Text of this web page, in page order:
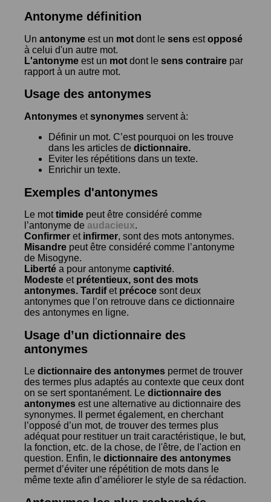
Antonyme définition
Un antonyme est un mot dont le sens estopposé
à celui d'un autre mot.
L'antonyme est un mot dont le sens contraire par
rapport à un autre mot.
Usage des antonymes
Antonymes etsynonymes servent à:
Définir un mot. C’est pourquoi on les trouve
dans les articles de dictionnaire.
Eviter les répétitions dans un texte.
Enrichir un texte.
Exemples d'antonymes
Le mottimide peut être considéré comme
l’antonyme de audacieux.
Confirmer et infirmer, sont des mots antonymes.
Misandre peut être considéré comme l’antonyme
de Misogyne.
Liberté a pour antonyme captivité.
Modeste et prétentieux, sont des mots
antonymes. Tardifet précoce sont deux
antonymes que l’on retrouve dans ce dictionnaire
des antonymes en ligne.
Usage d’un dictionnaire des
antonymes
Le dictionnaire des antonymes permet de trouver
des termes plus adaptés au contexte que ceux dont
on se sert spontanément. Le dictionnaire des
antonymes est une alternative au dictionnaire des
synonymes. Il permet également, en cherchant
l’opposé d’un mot, de trouver des termes plus
adéquat pour restituer un trait caractéristique, le but,
la fonction, etc. de la chose, de l'être, de l'action en
question. Enfin, le dictionnaire des antonymes
permet d’éviter une répétition de mots dans le
même texte afin d’améliorer le style de sa rédaction.